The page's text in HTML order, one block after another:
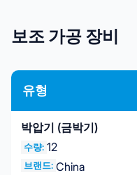
보조 가공 장비
유형
박압기 (금박기)
수량: 12
브랜드: China